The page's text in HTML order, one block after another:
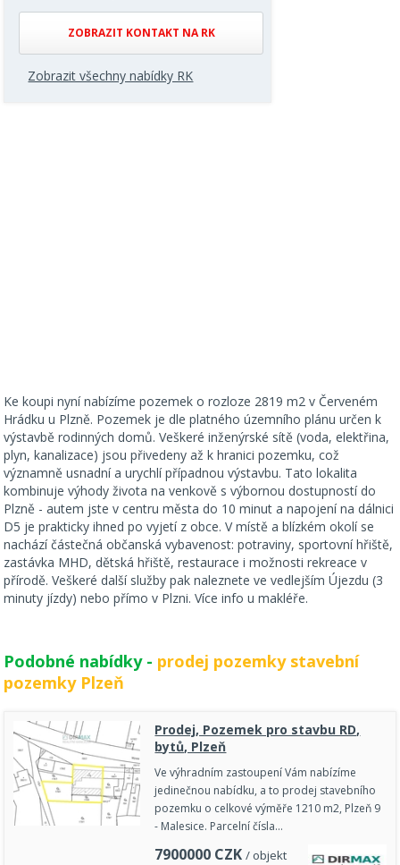
ZOBRAZIT KONTAKT NA RK
Zobrazit všechny nabídky RK
Ke koupi nyní nabízíme pozemek o rozloze 2819 m2 v Červeném
Hrádku u Plzně. Pozemek je dle platného územního plánu určen k
výstavbě rodinných domů. Veškeré inženýrské sítě (voda, elektřina,
plyn, kanalizace) jsou přivedeny až k hranici pozemku, což
významně usnadní a urychlí případnou výstavbu. Tato lokalita
kombinuje výhody života na venkově s výbornou dostupností do
Plzně - autem jste v centru města do 10 minut a napojení na dálnici
D5 je prakticky ihned po vyjetí z obce. V místě a blízkém okolí se
nachází částečná občanská vybavenost: potraviny, sportovní hřiště,
zastávka MHD, dětská hřiště, restaurace i možnosti rekreace v
přírodě. Veškeré další služby pak naleznete ve vedlejším Újezdu (3
minuty jízdy) nebo přímo v Plzni. Více info u makléře.
Podobné nabídky - prodej pozemky stavební
pozemky Plzeň
Prodej, Pozemek pro stavbu RD,
bytů, Plzeň
Ve výhradním zastoupení Vám nabízíme
jedinečnou nabídku, a to prodej stavebního
pozemku o celkové výměře 1210 m2, Plzeň 9
- Malesice. Parcelní čísla…
7900000 CZK / objekt